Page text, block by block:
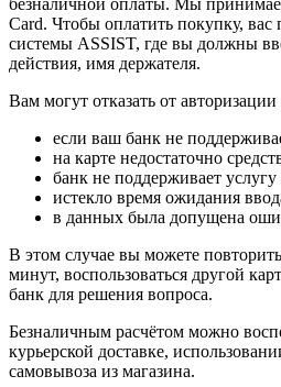
безналичной оплаты. Мы
Card. Чтобы оплатить покупку, вас
системы ASSIST, где вы должны
действия, имя держателя.
Вам могут отказать от авторизации
если ваш банк не
на карте недостаточно
банк не поддерживает
истекло время ожидания
в данных была допущена
В этом случае вы можете
минут, воспользоваться другой
банк для решения вопроса.
Безналичным расчётом можно
курьерской доставке,
самовывоза из магазина.